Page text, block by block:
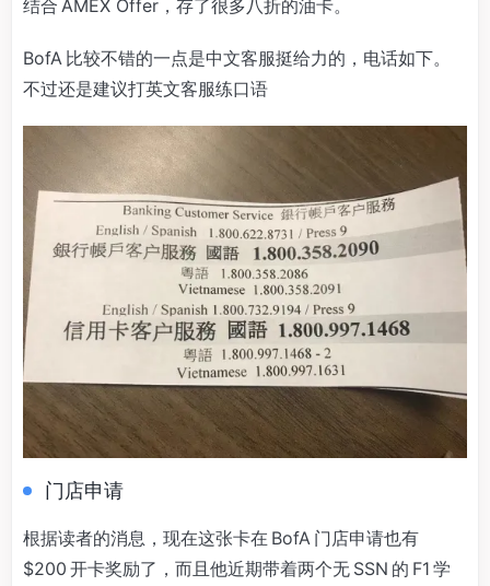
结合 AMEX Offer，存了很多八折的油卡。
BofA 比较不错的一点是中文客服挺给力的，电话如下。
不过还是建议打英文客服练口语
门店申请
根据读者的消息，现在这张卡在 BofA 门店申请也有
$200 开卡奖励了，而且他近期带着两个无 SSN 的 F1 学